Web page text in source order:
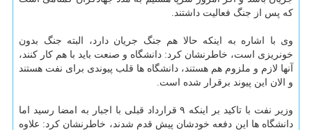
که پس از جنگ فعالیت داشتند.
وی با اشاره به اینکه حالا هم جنگ جریان دارد، البته جنگ بدون
خونریزی است، خاطرنشان کرد: دانشگاه و صنعت باید با هم کار کنند،
آنها لازم و ملزوم هم هستند، دانشگاه ها قلب پیوندی برای نفت هستند
و الان این پیوند برقرار شده است.
وزیر نفت با تاکید بر اینکه ۹ قرارداد قبلی با اجبار به امضا رسید اما
دانشگاه ها این دفعه خودشان پیش قدم شدند، خاطرنشان کرد: علاوه